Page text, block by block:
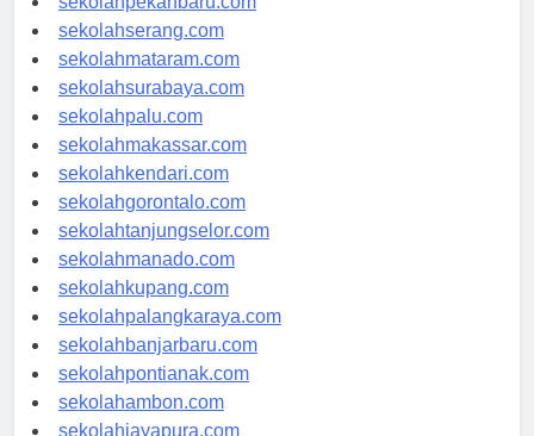
sekolahpekanbaru.com
sekolahserang.com
sekolahmataram.com
sekolahsurabaya.com
sekolahpalu.com
sekolahmakassar.com
sekolahkendari.com
sekolahgorontalo.com
sekolahtanjungselor.com
sekolahmanado.com
sekolahkupang.com
sekolahpalangkaraya.com
sekolahbanjarbaru.com
sekolahpontianak.com
sekolahambon.com